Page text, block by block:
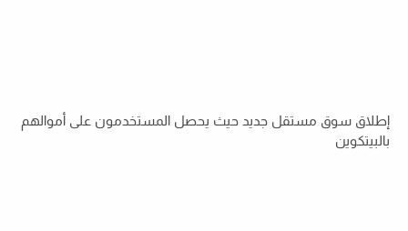
إطلاق سوق مستقل جديد حيث يحصل المستخدمون على أموالهم
بالبيتكوين